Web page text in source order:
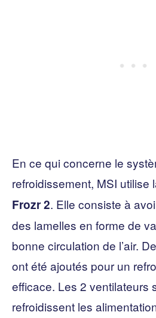
En ce qui concerne le
refroidissement, MSI utilise
Frozr 2. Elle consiste à
des lamelles en forme de
bonne circulation de l’air.
ont été ajoutés pour un
efficace. Les 2 ventilateurs
refroidissent les